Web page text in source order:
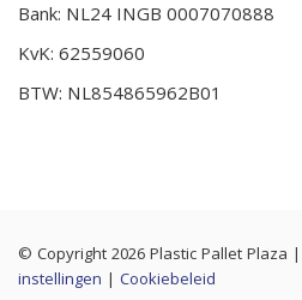
Bank: NL24 INGB 0007070888
KvK: 62559060
BTW: NL854865962B01
© Copyright 2026 Plastic Pallet Plaza |
instellingen | Cookiebeleid